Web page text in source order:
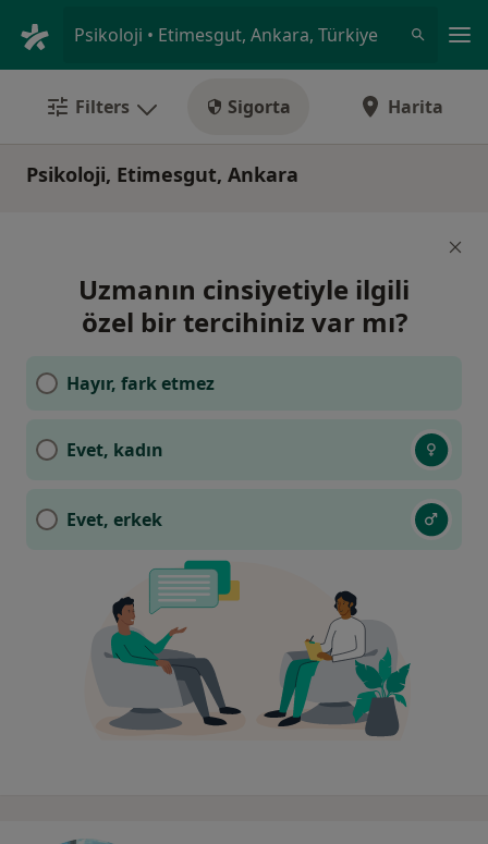
Psikoloji • Etimesgut, Ankara, Türkiye
Filters Sigorta Harita
Psikoloji, Etimesgut, Ankara
Uzmanın cinsiyetiyle ilgili
özel bir tercihiniz var mı?
Hayır, fark etmez
Evet, kadın
Evet, erkek